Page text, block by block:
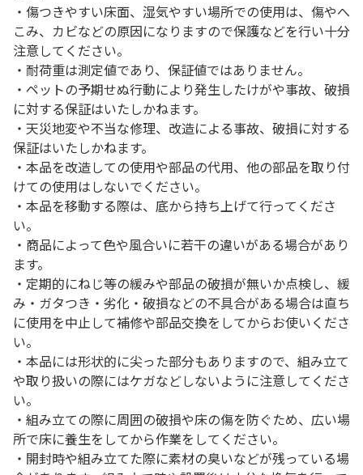
・傷つきやすい床面、湿気やすい場所での使用は、傷やへ
こみ、カビなどの原因になりますので保護などを行い十分
注意してください。
・耐荷重は測定値であり、保証値ではありません。
・ペットの予期せぬ行動により発生したけがや事故、破損
に対する保証はいたしかねます。
・天災地変や不当な修理、改造による事故、破損に対する
保証はいたしかねます。
・本品を改造しての使用や部品の代用、他の部品を取り付
けての使用はしないでください。
・本品を移動する際は、底から持ち上げて行ってくださ
い。
・商品によって色や風合いに若干の違いがある場合があり
ます。
・定期的にねじ等の緩みや部品の破損が無いか点検し、緩
み・ガタつき・劣化・破損などの不具合がある場合は直ち
に使用を中止して補修や部品交換をしてからお使いくださ
い。
・本品には形状的に尖った部分もありますので、組み立て
や取り扱いの際にはケガなどしないように注意してくださ
い。
・組み立ての際に周囲の破損や床の傷を防ぐため、広い場
所で床に養生をしてから作業をしてください。
・開封時や組み立てた際に素材の臭いなどが残っている場